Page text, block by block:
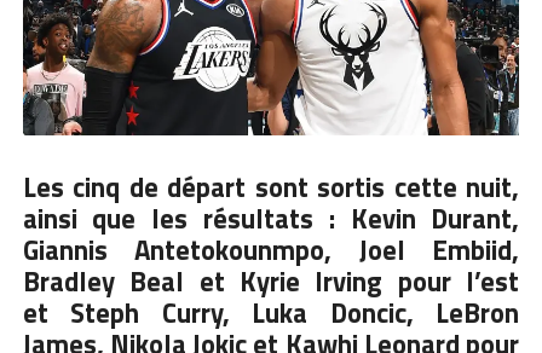
Les cinq de départ sont sortis cette nuit,
ainsi que les résultats : Kevin Durant,
Giannis Antetokounmpo, Joel Embiid,
Bradley Beal et Kyrie Irving pour l’est
et Steph Curry, Luka Doncic, LeBron
James, Nikola Jokic et Kawhi Leonard pour